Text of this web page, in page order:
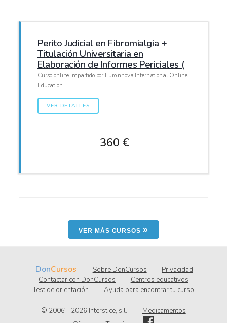
Perito Judicial en Fibromialgia +
Titulación Universitaria en
Elaboración de Informes Periciales (
Curso online impartido por Euroinnova International Online
Education
VER DETALLES
360 €
VER MÁS CURSOS »
DonCursos Sobre DonCursos
Privacidad
Contactar con DonCursos
Centros educativos
Test de orientación
Ayuda para encontrar tu curso
© 2006 - 2026 .l.s ,ecitsretnI
Medicamentos